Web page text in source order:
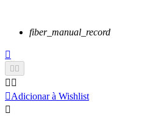
fiber_manual_record

 
 
Adicionar à Wishlist
